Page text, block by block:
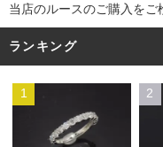
当店のルースのご購入をご
ランキング
1 2